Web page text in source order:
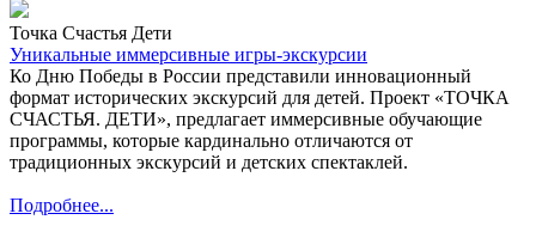
Точка Счастья Дети
Уникальные иммерсивные игры-экскурсии
Ко Дню Победы в России представили инновационный
формат исторических экскурсий для детей. Проект «ТОЧКА
СЧАСТЬЯ. ДЕТИ», предлагает иммерсивные обучающие
программы, которые кардинально отличаются от
традиционных экскурсий и детских спектаклей.
Подробнее...